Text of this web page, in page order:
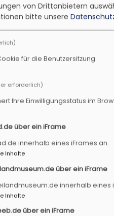
ONLINE
miteinander ins
Wochen ohne Härte",
montags am 9., 16, 23,
20:30 Uhr.
Anmeldung direkt bei
von Drittanbietern
bitte unsere
für die Benutzersitzung
erforderlich)
Ihre Einwilligungsstatus im
über ein iFrame
innerhalb eines iFrames an.
Inhalte
über ein iFrame
innerhalb eines
Inhalte
über ein iFrame